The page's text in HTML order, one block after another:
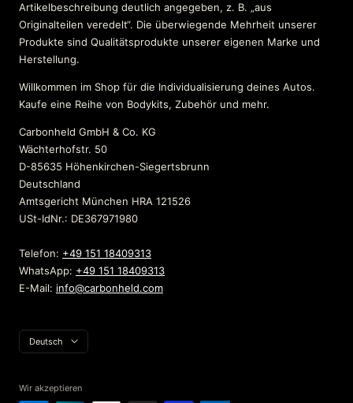
Artikelbeschreibung deutlich angegeben, z. B. „aus
Originalteilen veredelt“. Die überwiegende Mehrheit unserer
Produkte sind Qualitätsprodukte unserer eigenen Marke und
Herstellung.
Willkommen im Shop für die Individualisierung deines Autos.
Kaufe eine Reihe von Bodykits, Zubehör und mehr.
Carbonheld GmbH & Co. KG
Wächterhofstr. 50
D-85635 Höhenkirchen-Siegertsbrunn
Deutschland
Amtsgericht München HRA 121526
USt-IdNr.: DE367971980
Telefon: +49 151 18409313
WhatsApp: +49 151 18409313
E-Mail: info@carbonheld.com
Sprache
Deutsch
Wir akzeptieren